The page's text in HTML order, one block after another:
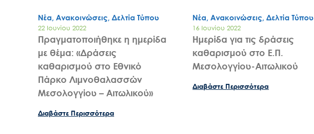
for:
Νέα, Ανακοινώσεις, Δελτία Τύπου
22 Ιουνίου 2022
Πραγματοποιήθηκε η ημερίδα
με θέμα: «Δράσεις
καθαρισμού στο Εθνικό
Πάρκο Λιμνοθαλασσών
Μεσολογγίου – Αιτωλικού»
Διαβάστε Περισσότερα
Νέα, Ανακοινώσεις, Δελτία Τύπου
16 Ιουνίου 2022
Ημερίδα για τις δράσεις
καθαρισμού στο Ε.Π.
Μεσολογγίου-Αιτωλικού
Διαβάστε Περισσότερα